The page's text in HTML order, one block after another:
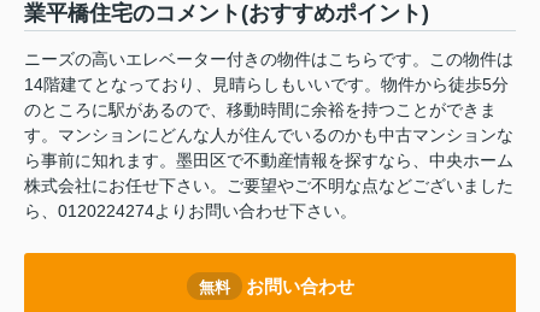
業平橋住宅のコメント(おすすめポイント)
ニーズの高いエレベーター付きの物件はこちらです。この物件は
14階建てとなっており、見晴らしもいいです。物件から徒歩5分
のところに駅があるので、移動時間に余裕を持つことができま
す。マンションにどんな人が住んでいるのかも中古マンションな
ら事前に知れます。墨田区で不動産情報を探すなら、中央ホーム
株式会社にお任せ下さい。ご要望やご不明な点などございました
ら、0120224274よりお問い合わせ下さい。
無料 お問い合わせ